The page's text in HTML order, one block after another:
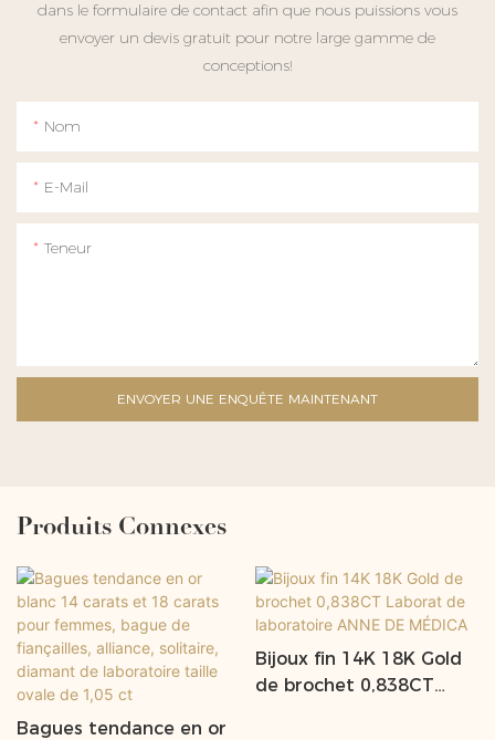
dans le formulaire de contact afin que nous puissions vous
envoyer un devis gratuit pour notre large gamme de
conceptions!
Nom
E-Mail
Teneur
ENVOYER UNE ENQUÊTE MAINTENANT
Produits Connexes
Bagues tendance en or
Bijoux fin 14K 18K Gold
de brochet 0,838CT